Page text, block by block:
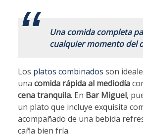
Una comida completa
cualquier momento del
Los platos combinados son
una comida rápida al mediodía
cena tranquila. En Bar Miguel,
un plato que incluye exquisita
acompañado de una bebida
caña bien fría.